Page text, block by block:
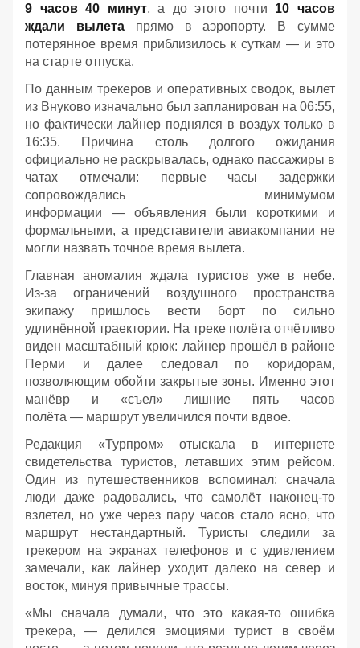
9 часов 40 минут, а до этого почти 10 часов
ждали вылетапрямо в аэропорту. В сумме
потерянное время приблизилось к суткам — и это
на старте отпуска.
По данным трекеров и оперативных сводок, вылет
из Внуково изначально был запланирован на 06:55,
но фактически лайнер поднялся в воздух только в
16:35. Причина столь долгого ожидания
официально не раскрывалась, однако пассажиры в
чатах отмечали: первые часы задержки
сопровождались минимумом
информации — объявления были короткими и
формальными, а представители авиакомпании не
могли назвать точное время вылета.
Главная аномалия ждала туристов уже в небе.
Из‑за ограничений воздушного пространства
экипажу пришлось вести борт по сильно
удлинённой траектории. На треке полёта отчётливо
виден масштабный крюк: лайнер прошёл в районе
Перми и далее следовал по коридорам,
позволяющим обойти закрытые зоны. Именно этот
манёвр и «съел» лишние пять часов
полёта — маршрут увеличился почти вдвое.
Редакция «Турпром» отыскала в интернете
свидетельства туристов, летавших этим рейсом.
Один из путешественников вспоминал: сначала
люди даже радовались, что самолёт наконец‑то
взлетел, но уже через пару часов стало ясно, что
маршрут нестандартный. Туристы следили за
трекером на экранах телефонов и с удивлением
замечали, как лайнер уходит далеко на север и
восток, минуя привычные трассы.
«Мы сначала думали, что это какая‑то ошибка
трекера, — делился эмоциями турист в своём